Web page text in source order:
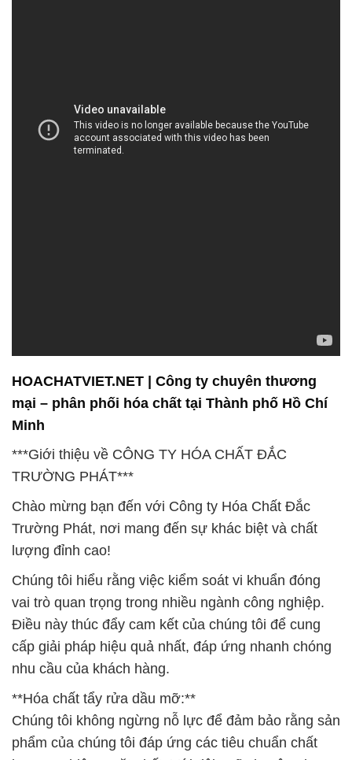
HOACHATVIET.NET | Công ty chuyên thương
mại – phân phối hóa chất tại Thành phố Hồ Chí
Minh
***Giới thiệu về CÔNG TY HÓA CHẤT ĐẮC
TRƯỜNG PHÁT***
Chào mừng bạn đến với Công ty Hóa Chất Đắc
Trường Phát, nơi mang đến sự khác biệt và chất
lượng đỉnh cao!
Chúng tôi hiểu rằng việc kiểm soát vi khuẩn đóng
vai trò quan trọng trong nhiều ngành công nghiệp.
Điều này thúc đẩy cam kết của chúng tôi để cung
cấp giải pháp hiệu quả nhất, đáp ứng nhanh chóng
nhu cầu của khách hàng.
**Hóa chất tẩy rửa dầu mỡ:**
Chúng tôi không ngừng nỗ lực để đảm bảo rằng sản
phẩm của chúng tôi đáp ứng các tiêu chuẩn chất